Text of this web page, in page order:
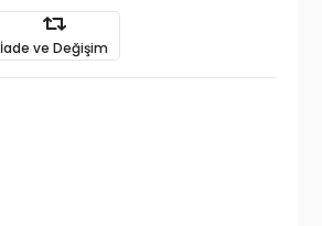
İade ve Değişim